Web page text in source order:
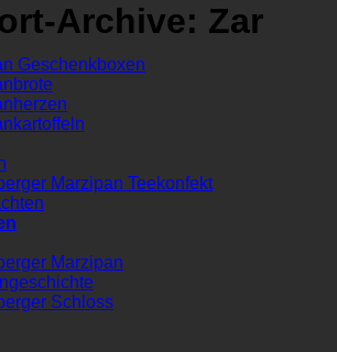
Geschenkboxen
Marzipan Teekonfekt
Marzipan
Schloss
Archive: Zar